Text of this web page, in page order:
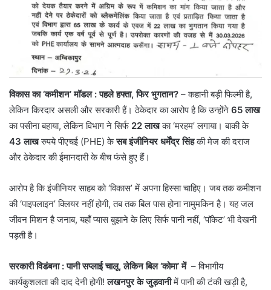
विकास का ‘कमीशन’ मॉडल : पहले हफ्ता, फिर भुगतान? – ​कहानी बड़ी फिल्मी है,
लेकिन किरदार असली और सरकारी हैं। ठेकेदार का आरोप है कि उन्होंने 65 लाख
का पसीना बहाया, लेकिन विभाग ने सिर्फ 22 लाखका ‘मरहम’ लगाया। बाकी के
43 लाखरुपये पीएचई (PHE) केसब इंजीनियर धर्मेंद्र सिंहकी मेज की दराज
और ठेकेदार की ईमानदारी के बीच फंसे हुए हैं।
​आरोप है कि इंजीनियर साहब को ‘विकास’ में अपना हिस्सा चाहिए। जब तक कमीशन
की ‘पाइपलाइन’ क्लियर नहीं होगी, तब तक बिल पास होना नामुमकिन है। यह जल
जीवन मिशन है जनाब, यहाँ प्यास बुझाने के लिए सिर्फ पानी नहीं, ‘पॉकेट’ भी देखनी
पड़ती है।
सरकारी विडंबना : पानी सप्लाई चालू, लेकिन बिल ‘कोमा’ में– विभागीय
कार्यकुशलता की दाद देनी होगी!लखनपुर के जुड़वानीमें पानी की टंकी खड़ी है,